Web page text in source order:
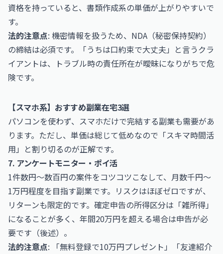
資格を持っていると、書類作成系の単価が上がりやすいで
す。
法的注意点: 機密情報を扱うため、NDA（秘密保持契約）
の締結は必須です。「うちは口約束で大丈夫」と言うクラ
イアントは、トラブル時の責任所在が曖昧になりがちで危
険です。
【スマホ系】おすすめ副業在宅3選
パソコンを使わず、スマホだけで完結する副業も需要があ
ります。ただし、単価は総じて低めなので「スキマ時間活
用」と割り切るのが正解です。
7. アンケートモニター・ポイ活
1件数円〜数百円の案件をコツコツこなして、月数千円〜
1万円程度を目指す副業です。リスクはほぼゼロですが、
リターンも限定的です。確定申告の所得区分は「雑所得」
になることが多く、年間20万円を超える場合は申告が必
要です（後述）。
法的注意点: 「無料登録で10万円プレゼント」「友達紹介